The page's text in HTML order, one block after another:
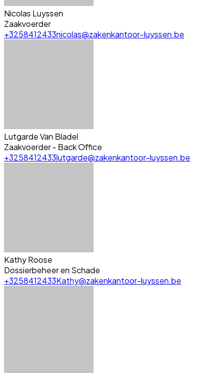
Nicolas Luyssen
Zaakvoerder
+3258412433nicolas@zakenkantoor-luyssen.be
Lutgarde Van Bladel
Zaakvoerder - Back Office
+3258412433lutgarde@zakenkantoor-luyssen.be
Kathy Roose
Dossierbeheer en Schade
+3258412433Kathy@zakenkantoor-luyssen.be